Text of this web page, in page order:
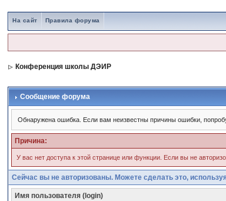
На сайт Правила форума
Конференция школы ДЭИР
Сообщение форума
Обнаружена ошибка. Если вам неизвестны причины ошибки,
Причина:
У вас нет доступа к этой странице или функции. Если вы не
Сейчас вы не авторизованы. Можете сделать это,
Имя пользователя (login)